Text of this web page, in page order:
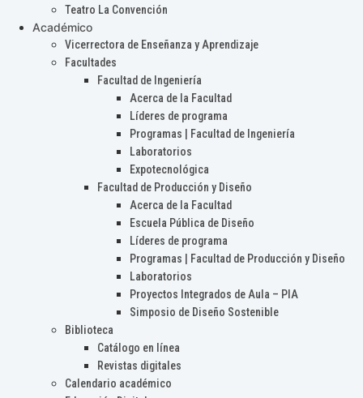
Teatro La Convención
Académico
Vicerrectora de Enseñanza y Aprendizaje
Facultades
Facultad de Ingeniería
Acerca de la Facultad
Líderes de programa
Programas | Facultad de Ingeniería
Laboratorios
Expotecnológica
Facultad de Producción y Diseño
Acerca de la Facultad
Escuela Pública de Diseño
Líderes de programa
Programas | Facultad de Producción y Diseño
Laboratorios
Proyectos Integrados de Aula – PIA
Simposio de Diseño Sostenible
Biblioteca
Catálogo en línea
Revistas digitales
Calendario académico